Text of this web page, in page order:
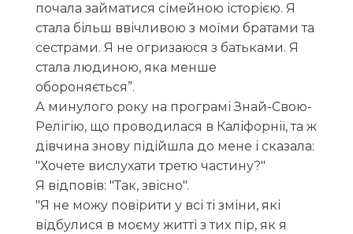
почала займатися сімейною історією. Я
стала більш ввічливою з моїми братами та
сестрами. Я не огризаюся з батьками. Я
стала людиною, яка менше
обороняється”.
А минулого року на програмі Знай-Свою-
Релігію, що проводилася в Каліфорнії, та ж
дівчина знову підійшла до мене і сказала:
"Хочете вислухати третю частину?"
Я відповів: "Так, звісно".
"Я не можу повірити у всі ті зміни, які
відбулися в моєму житті з тих пір, як я